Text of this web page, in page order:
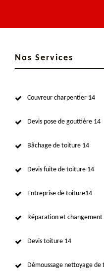
Nos Services
Couvreur charpentier 14
Devis pose de gouttière 14
Bâchage de toiture 14
Devis fuite de toiture 14
Entreprise de toiture14
Réparation et
Devis toiture 14
Démoussage nettoyage de